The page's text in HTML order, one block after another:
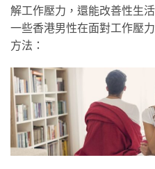
解工作壓力，還能改善性生
一些香港男性在面對工作壓
方法：